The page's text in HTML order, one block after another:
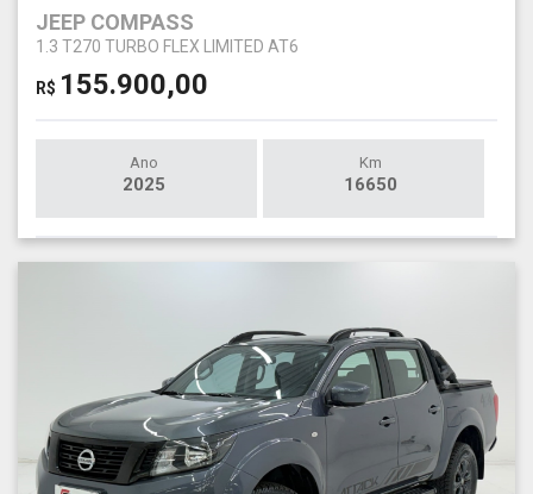
JEEP COMPASS
1.3 T270 TURBO FLEX LIMITED AT6
R$ 155.900,00
Ano
2025
Km
16650